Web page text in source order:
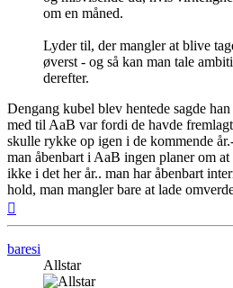
om en måned.
Lyder til, der mangler at blive
øverst - og så kan man tale
derefter.
Dengang kubel blev hentede sagde
med til AaB var fordi de havde
skulle rykke op igen i de kommende
man åbenbart i AaB ingen planer om
ikke i det her år.. man har åbenbart
hold, man mangler bare at lade
baresi
Allstar